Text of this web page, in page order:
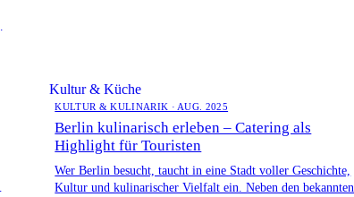
Kultur & Küche
KULTUR & KULINARIK · AUG. 2025
Berlin kulinarisch erleben – Catering als
Highlight für Touristen
Wer Berlin besucht, taucht in eine Stadt voller Geschichte,
Kultur und kulinarischer Vielfalt ein. Neben den bekannten